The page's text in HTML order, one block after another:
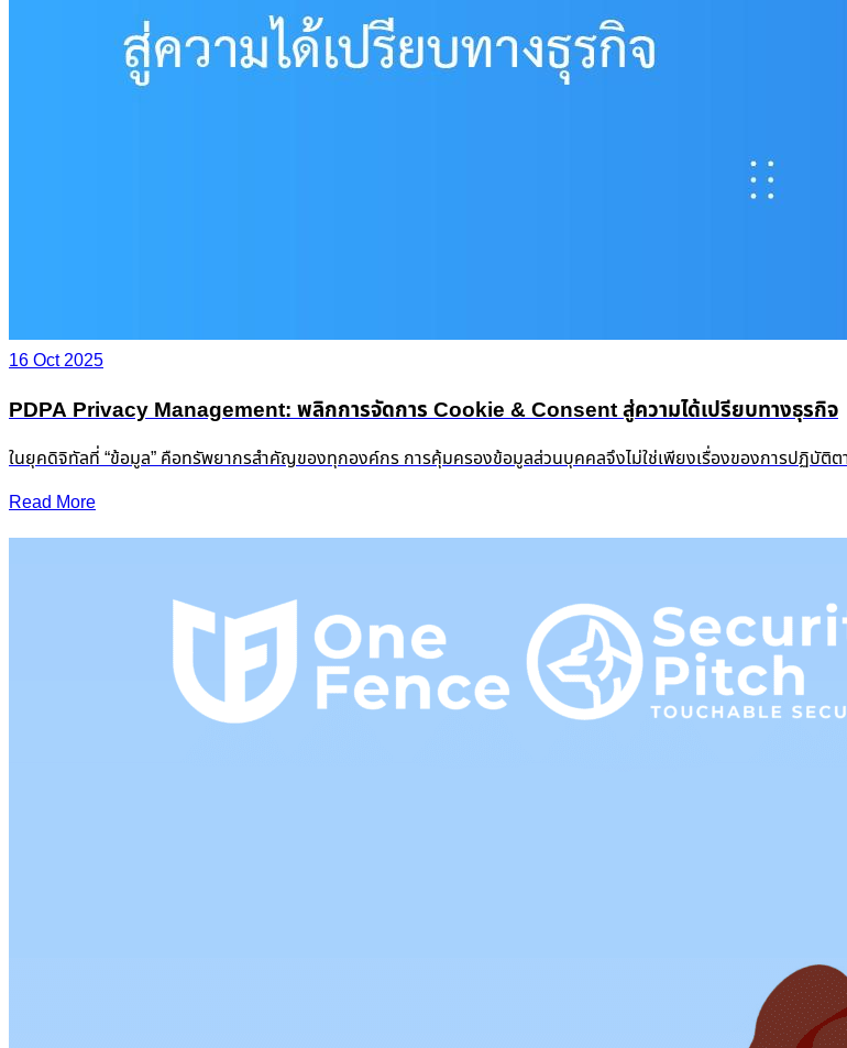
16 Oct 2025
PDPA Privacy Management: พลิกการจัดการ Cookie & Consent สู่ความได้เปรียบทางธุรกิจ
ในยุคดิจิทัลที่ “ข้อมูล” คือทรัพยากรสำคัญของทุกองค์กร การคุ้มครองข้อมูลส่วนบุคคลจึงไม่ใช่เพียงเรื่องของการปฏิบั
Read More